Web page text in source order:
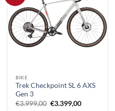
BIKE
Trek Checkpoint SL 6 AXS
Gen 3
€3.999,00 Il
€3.399,00Il